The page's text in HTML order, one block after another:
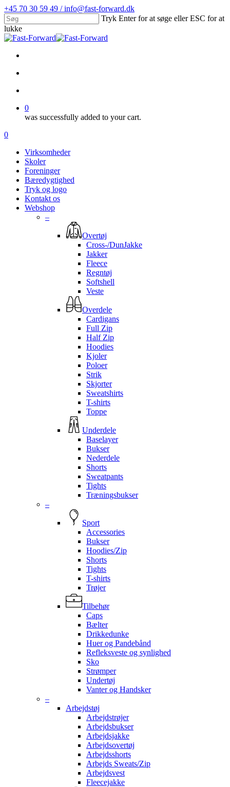
Skip
to
main
content
+45 70 30 59 49 / info@fast-forward.dk
Tryk Enter for at søge eller ESC for at
lukke
Close
0
was successfully added to your cart.
Menu
search
account
0
Virksomheder
Skoler
Foreninger
Bæredygtighed
Tryk og logo
Kontakt os
Webshop
–
Overtøj
Cross-/DunJakke
Jakker
Fleece
Regntøj
Softshell
Veste
Overdele
Cardigans
Full Zip
Half Zip
Hoodies
Kjoler
Poloer
Strik
Skjorter
Sweatshirts
T-shirts
Toppe
Underdele
Baselayer
Bukser
Nederdele
Shorts
Sweatpants
Tights
Træningsbukser
–
Sport
Accessories
Bukser
Hoodies/Zip
Shorts
Tights
T-shirts
Trøjer
Tilbehør
Caps
Bælter
Drikkedunke
Huer og Pandebånd
Refleksveste og synlighed
Sko
Strømper
Undertøj
Vanter og Handsker
–
Arbejdstøj
Arbejdstrøjer
Arbejdsbukser
Arbejdsjakke
Arbejdsovertøj
Arbejdsshorts
Arbejds Sweats/Zip
Arbejdsvest
Fleecejakke